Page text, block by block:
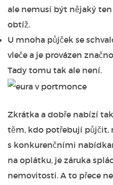
ale nemusí být nějaký
obtíž.
U mnoha půjček se
vleče a je provázen
Tady tomu tak ale není.
Zkrátka a dobře nabízí
těm, kdo potřebují půjčit,
s konkurenčními
na oplátku, je záruka
nemovitosti. A to přece